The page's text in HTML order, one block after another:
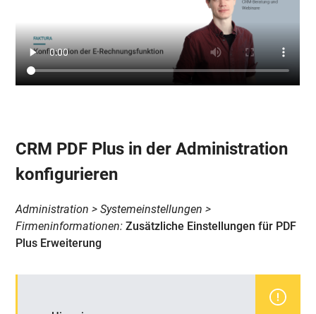
CRM PDF Plus in der Administration
konfigurieren
Administration > Systemeinstellungen >
Firmeninformationen: Zusätzliche Einstellungen für PDF
Plus Erweiterung